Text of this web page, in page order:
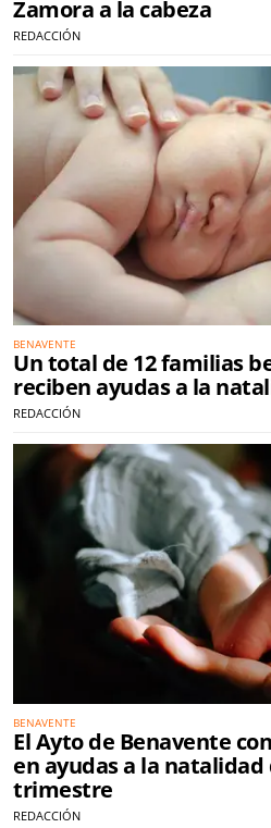
Zamora a la cabeza
REDACCIÓN
BENAVENTE
Un total de 12 familias
reciben ayudas a la
REDACCIÓN
BENAVENTE
El Ayto de Benavente
en ayudas a la
trimestre
REDACCIÓN